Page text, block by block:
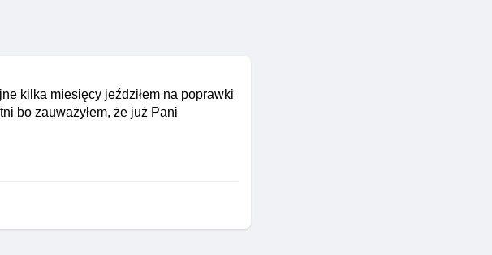
kilka miesięcy jeździłem na poprawki
bo zauważyłem, że już Pani